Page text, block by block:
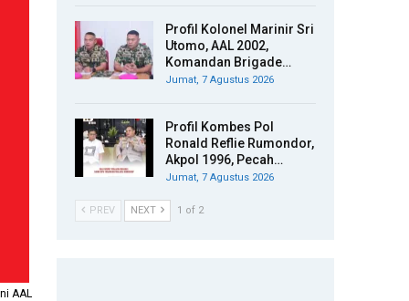
AAL
Profil Kolonel Marinir Sri
Utomo, AAL 2002,
Komandan Brigade…
Jumat, 7 Agustus 2026
Profil Kombes Pol
Ronald Reflie Rumondor,
Akpol 1996, Pecah…
Jumat, 7 Agustus 2026
PREV NEXT 1 of 2